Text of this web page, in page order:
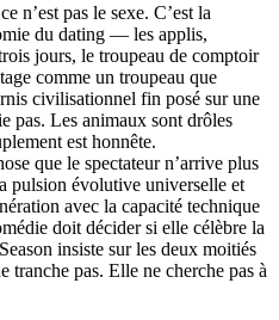
n’est pas le sexe. C’est la
du dating — les applis,
jours, le troupeau de comptoir
comme un troupeau que
civilisationnel fin posé sur une
pas. Les animaux sont drôles
est honnête.
que le spectateur n’arrive plus
pulsion évolutive universelle et
avec la capacité technique
doit décider si elle célèbre la
insiste sur les deux moitiés
tranche pas. Elle ne cherche pas à